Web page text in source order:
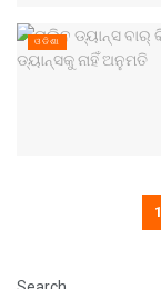
ଓଡିଶା
1